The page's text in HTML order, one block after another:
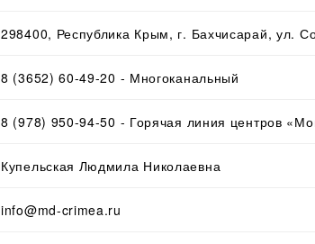
298400, Республика Крым, г. Бахчисарай, ул.
8 (3652) 60-49-20 - Многоканальный
8 (978) 950-94-50 - Горячая линия центров
Купельская Людмила Николаевна
info@md-crimea.ru